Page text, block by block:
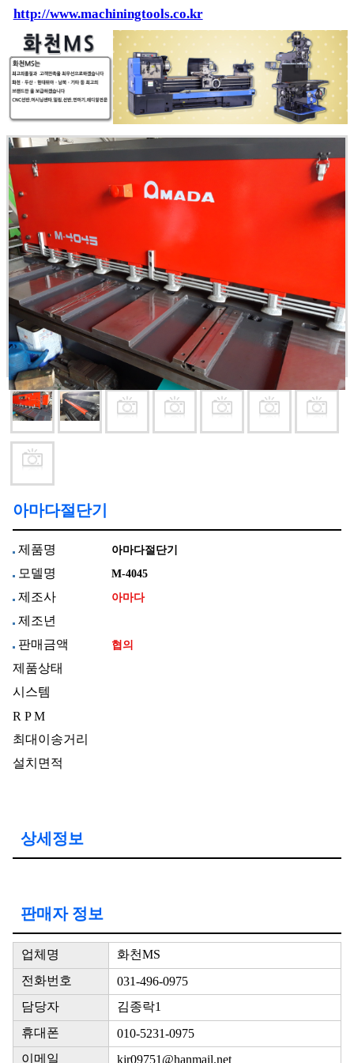
http://www.machiningtools.co.kr
아마다절단기
제품명 아마다절단기
모델명 M-4045
제조사 아마다
제조년
판매금액
협의
제품상태
시스템
R P M
최대이송거리
설치면적
상세정보
판매자 정보
업체명
화천MS
전화번호
031-496-0975
담당자
김종락1
휴대폰
010-5231-0975
이메일
kjr09751@hanmail.net